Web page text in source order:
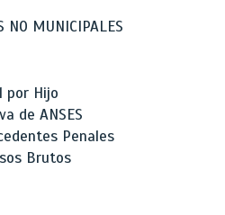
NO MUNICIPALES
por Hijo
de ANSES
Penales
Brutos